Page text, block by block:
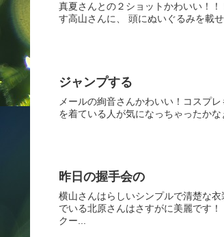
真夏さんとの２ショットかわいい！
す高山さんに、 頭にぬいぐるみを載
ジャンプする
メールの絢音さんかわいい！コスプ
を着ている人が気になっちゃったかな
昨日の握手会の
横山さんはらしいシンプルで清楚な
でいる北原さんはさすがに美麗です
クー...